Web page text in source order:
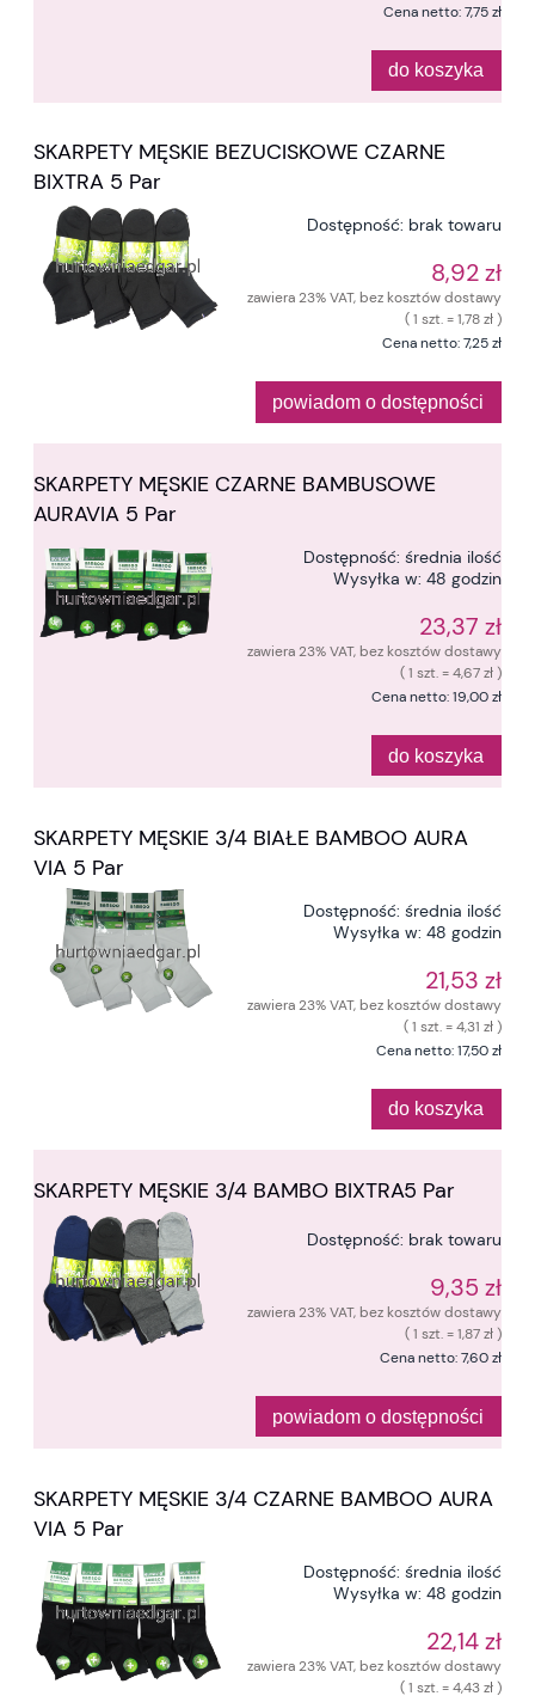
Cena netto:7,75 zł
do koszyka
SKARPETY MĘSKIE BEZUCISKOWE CZARNE
BIXTRA 5 Par
Dostępność: brak towaru
8,92 zł
zawiera 23% VAT, bez kosztów dostawy
( 1 szt. = 1,78 zł )
Cena netto:7,25 zł
powiadom o dostępności
SKARPETY MĘSKIE CZARNE BAMBUSOWE
AURAVIA 5 Par
Dostępność: średnia ilość
Wysyłka w: 48 godzin
23,37 zł
zawiera 23% VAT, bez kosztów dostawy
( 1 szt. = 4,67 zł )
Cena netto:19,00 zł
do koszyka
SKARPETY MĘSKIE 3/4 BIAŁE BAMBOO AURA
VIA 5 Par
Dostępność: średnia ilość
Wysyłka w: 48 godzin
21,53 zł
zawiera 23% VAT, bez kosztów dostawy
( 1 szt. = 4,31 zł )
Cena netto:17,50 zł
do koszyka
SKARPETY MĘSKIE 3/4 BAMBO BIXTRA5 Par
Dostępność: brak towaru
9,35 zł
zawiera 23% VAT, bez kosztów dostawy
( 1 szt. = 1,87 zł )
Cena netto:7,60 zł
powiadom o dostępności
SKARPETY MĘSKIE 3/4 CZARNE BAMBOO AURA
VIA 5 Par
Dostępność: średnia ilość
Wysyłka w: 48 godzin
22,14 zł
zawiera 23% VAT, bez kosztów dostawy
( 1 szt. = 4,43 zł )